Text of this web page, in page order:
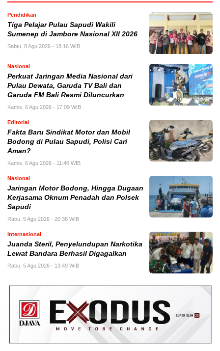
Pendidikan
Tiga Pelajar Pulau Sapudi Wakili
Sumenep di Jambore Nasional XII 2026
Sabtu, 8 Agu 2026 - 18:16 WIB
Nasional
Perkuat Jaringan Media Nasional dari
Pulau Dewata, Garuda TV Bali dan
Garuda FM Bali Resmi Diluncurkan
Kamis, 6 Agu 2026 - 17:09 WIB
Editorial
Fakta Baru Sindikat Motor dan Mobil
Bodong di Pulau Sapudi, Polisi Cari
Aman?
Kamis, 6 Agu 2026 - 11:46 WIB
Nasional
Jaringan Motor Bodong, Hingga Dugaan
Kerjasama Oknum Penadah dan Polsek
Sapudi
Rabu, 5 Agu 2026 - 20:38 WIB
Internasional
Juanda Steril, Penyelundupan Narkotika
Lewat Bandara Berhasil Digagalkan
Rabu, 5 Agu 2026 - 13:49 WIB